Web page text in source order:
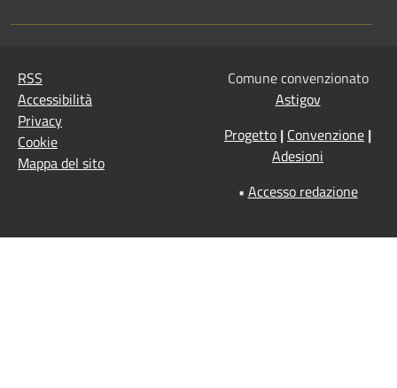
RSS
Accessibilità
Privacy
Cookie
Mappa del sito
Comune convenzionato
Astigov
Progetto | Convenzione |
Adesioni
• Accesso redazione